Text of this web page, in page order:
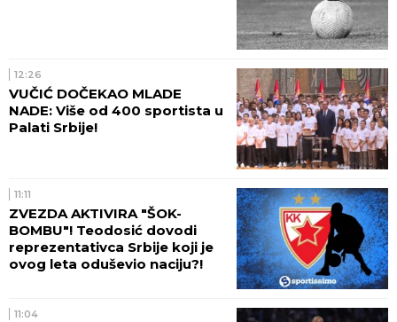
12:26
VUČIĆ DOČEKAO MLADE
NADE: Više od 400 sportista u
Palati Srbije!
11:11
ZVEZDA AKTIVIRA "ŠOK-
BOMBU"! Teodosić dovodi
reprezentativca Srbije koji je
ovog leta oduševio naciju?!
11:04